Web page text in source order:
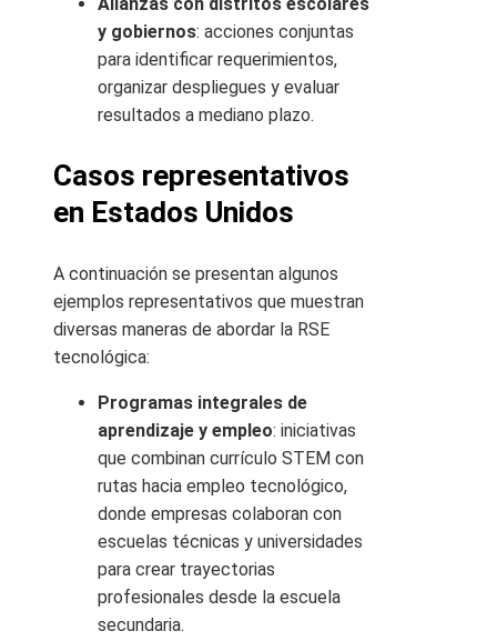
Alianzas con distritos escolares
y gobiernos: acciones conjuntas
para identificar requerimientos,
organizar despliegues y evaluar
resultados a mediano plazo.
Casos representativos
en Estados Unidos
A continuación se presentan algunos
ejemplos representativos que muestran
diversas maneras de abordar la RSE
tecnológica:
Programas integrales de
aprendizaje y empleo: iniciativas
que combinan currículo STEM con
rutas hacia empleo tecnológico,
donde empresas colaboran con
escuelas técnicas y universidades
para crear trayectorias
profesionales desde la escuela
secundaria.